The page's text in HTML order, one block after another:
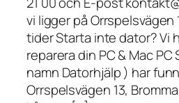
vi ligger på Orrspelsvägen
tider Starta inte dator? Vi
reparera din PC & Mac
namn Datorhjälp ) har
Orrspelsvägen 13,